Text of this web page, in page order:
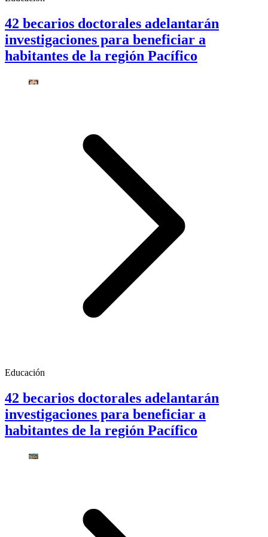
42 becarios doctorales adelantarán
investigaciones para beneficiar a
habitantes de la región Pacífico
Educación
42 becarios doctorales adelantarán
investigaciones para beneficiar a
habitantes de la región Pacífico